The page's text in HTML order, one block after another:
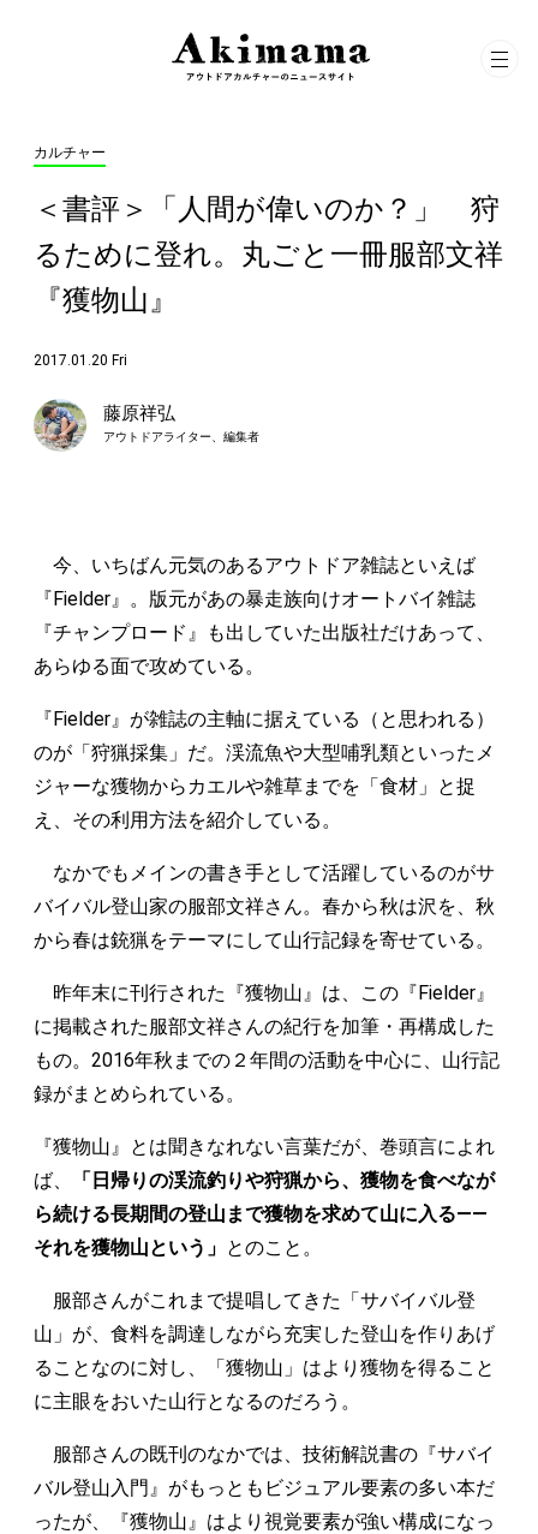
カルチャー
＜書評＞「人間が偉いのか？」 狩
るために登れ。丸ごと一冊服部文祥
『獲物山』
2017.01.20 Fri
藤原祥弘
アウトドアライター、編集者
今、いちばん元気のあるアウトドア雑誌といえば
『Fielder』。版元があの暴走族向けオートバイ雑誌
『チャンプロード』も出していた出版社だけあって、
あらゆる面で攻めている。
『Fielder』が雑誌の主軸に据えている（と思われる）
のが「狩猟採集」だ。渓流魚や大型哺乳類といったメ
ジャーな獲物からカエルや雑草までを「食材」と捉
え、その利用方法を紹介している。
なかでもメインの書き手として活躍しているのがサ
バイバル登山家の服部文祥さん。春から秋は沢を、秋
から春は銃猟をテーマにして山行記録を寄せている。
昨年末に刊行された『獲物山』は、この『Fielder』
に掲載された服部文祥さんの紀行を加筆・再構成した
もの。2016年秋までの２年間の活動を中心に、山行記
録がまとめられている。
『獲物山』とは聞きなれない言葉だが、巻頭言によれ
ば、
「日帰りの渓流釣りや狩猟から、獲物を食べなが
ら続ける長期間の登山まで獲物を求めて山に入る――
それを獲物山という」 とのこと。
服部さんがこれまで提唱してきた「サバイバル登
山」が、食料を調達しながら充実した登山を作りあげ
ることなのに対し、「獲物山」はより獲物を得ること
に主眼をおいた山行となるのだろう。
服部さんの既刊のなかでは、技術解説書の『サバイ
バル登山入門』がもっともビジュアル要素の多い本だ
ったが、『獲物山』はより視覚要素が強い構成になっ